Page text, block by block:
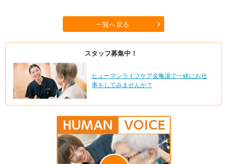
一覧へ戻る
スタッフ募集中！
ヒューマンライフケア金亀湯で一緒にお仕
事をしてみませんか？